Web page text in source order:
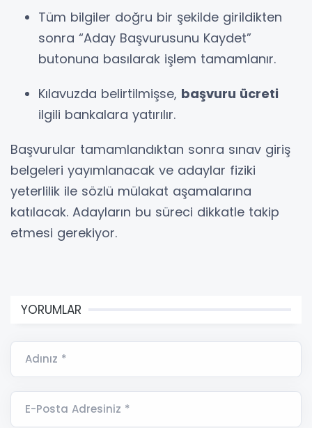
Tüm bilgiler doğru bir şekilde girildikten
sonra “Aday Başvurusunu Kaydet”
butonuna basılarak işlem tamamlanır.
Kılavuzda belirtilmişse, başvuru ücreti
ilgili bankalara yatırılır.
Başvurular tamamlandıktan sonra sınav giriş
belgeleri yayımlanacak ve adaylar fiziki
yeterlilik ile sözlü mülakat aşamalarına
katılacak. Adayların bu süreci dikkatle takip
etmesi gerekiyor.
YORUMLAR
Adınız *
E-Posta Adresiniz *